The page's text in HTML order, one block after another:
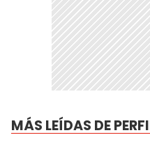
MÁS LEÍDAS DE